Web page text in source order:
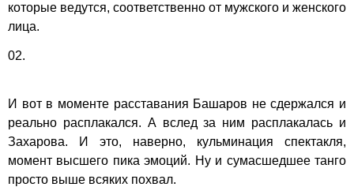
которые ведутся, соответственно от мужского и женского
лица.
02.
И вот в моменте расставания Башаров не сдержался и
реально расплакался. А вслед за ним расплакалась и
Захарова. И это, наверно, кульминация спектакля,
момент высшего пика эмоций. Ну и сумасшедшее танго
просто выше всяких похвал.